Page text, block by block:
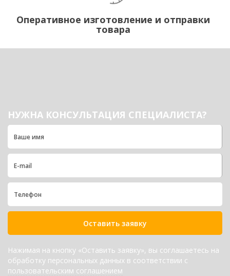
Оперативное изготовление и отправки
товара
НУЖНА КОНСУЛЬТАЦИЯ СПЕЦИАЛИСТА?
Оставить заявку
Нажимая на кнопку «Оставить заявку», вы соглашаетесь на
обработку персональных данных в соответствии с
пользовательским соглашением